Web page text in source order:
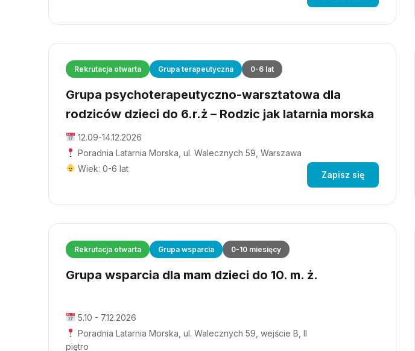
Rekrutacja otwarta Grupa terapeutyczna 0-6 lat
Grupa psychoterapeutyczno-warsztatowa dla
rodziców dzieci do 6.r.ż – Rodzic jak latarnia morska
12.09-14.12.2026
Poradnia Latarnia Morska, ul. Walecznych 59, Warszawa
Wiek: 0-6 lat
Zapisz się
Rekrutacja otwarta Grupa wsparcia 0-10 miesięcy
Grupa wsparcia dla mam dzieci do 10. m. ż.
5.10 - 7.12.2026
Poradnia Latarnia Morska, ul. Walecznych 59, wejście B, II
piętro